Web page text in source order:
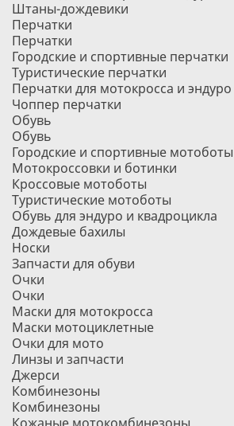
Штаны-дождевики
Перчатки
Перчатки
Городские и спортивные перчатки
Туристические перчатки
Перчатки для мотокросса и эндуро
Чоппер перчатки
Обувь
Обувь
Городские и спортивные мотоботы
Мотокроссовки и ботинки
Кроссовые мотоботы
Туристические мотоботы
Обувь для эндуро и квадроцикла
Дождевые бахилы
Носки
Запчасти для обуви
Очки
Очки
Маски для мотокросса
Маски мотоциклетные
Очки для мото
Линзы и запчасти
Джерси
Комбинезоны
Комбинезоны